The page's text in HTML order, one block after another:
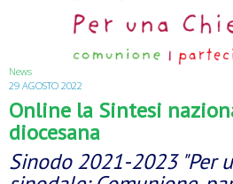
News
29 AGOSTO 2022
Online la Sintesi
diocesana
Sinodo 2021-2023 "Per